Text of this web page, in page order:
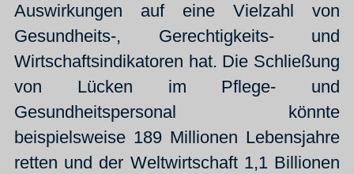
Auswirkungen auf eine Vielzahl von
Gesundheits-, Gerechtigkeits- und
Wirtschaftsindikatoren hat. Die Schließung
von Lücken im Pflege- und
Gesundheitspersonal könnte
beispielsweise 189 Millionen Lebensjahre
retten und der Weltwirtschaft 1,1 Billionen